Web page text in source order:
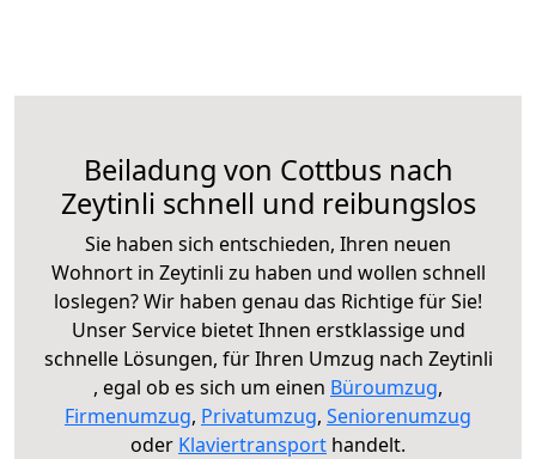
Beiladung von Cottbus nach
Zeytinli schnell und reibungslos
Sie haben sich entschieden, Ihren neuen
Wohnort in Zeytinli zu haben und wollen schnell
loslegen? Wir haben genau das Richtige für Sie!
Unser Service bietet Ihnen erstklassige und
schnelle Lösungen, für Ihren Umzug nach Zeytinli
, egal ob es sich um einen Büroumzug,
Firmenumzug, Privatumzug, Seniorenumzug
oder Klaviertransport handelt.